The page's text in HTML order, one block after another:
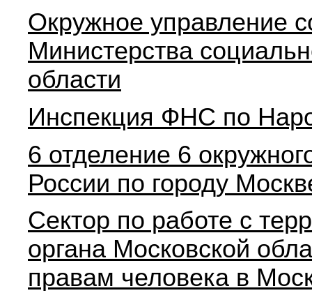
Окружное управление
Министерства
области
Инспекция ФНС по
6 отделение 6
России по городу
Сектор по работе с
органа Московской
правам человека в